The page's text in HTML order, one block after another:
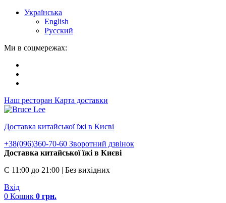
Українська
English
Русский
Ми в соцмережах:
Наш ресторан Карта доставки
Доставка китайської їжі в Києві
+38(096)360-70-60 Зворотний дзвінок
Доставка китайської їжі в Києві
С 11:00 до 21:00 | Без вихідних
Вхід
0 Кошик 0 грн.